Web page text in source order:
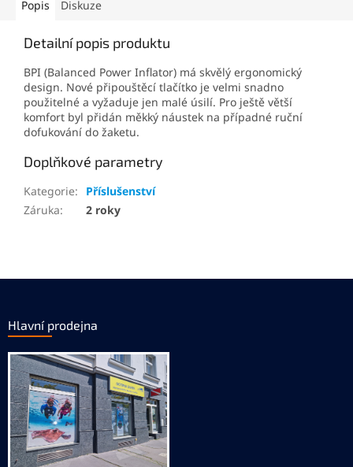
Popis Diskuze
Detailní popis produktu
BPI (Balanced Power Inflator) má skvělý ergonomický
design. Nové připouštěcí tlačítko je velmi snadno
použitelné a vyžaduje jen malé úsilí. Pro ještě větší
komfort byl přidán měkký náustek na případné ruční
dofukování do žaketu.
Doplňkové parametry
Kategorie:
Příslušenství
Záruka: 2 roky
Hlavní prodejna